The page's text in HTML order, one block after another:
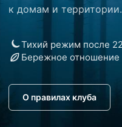
к домам и территории.
Тихий режим после
Бережное отношение
О правилах клуба